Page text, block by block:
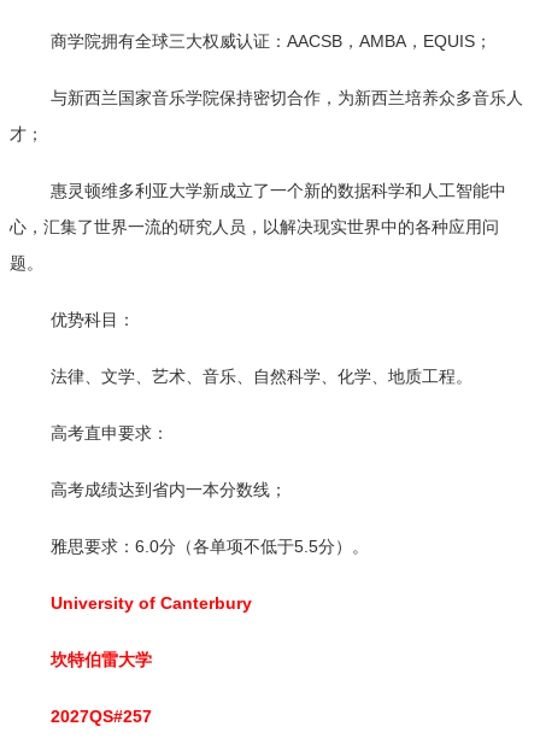
商学院拥有全球三大权威认证：AACSB，AMBA，EQUIS；
与新西兰国家音乐学院保持密切合作，为新西兰培养众多音乐人
才；
惠灵顿维多利亚大学新成立了一个新的数据科学和人工智能中
心，汇集了世界一流的研究人员，以解决现实世界中的各种应用问
题。
优势科目：
法律、文学、艺术、音乐、自然科学、化学、地质工程。
高考直申要求：
高考成绩达到省内一本分数线；
雅思要求：6.0分（各单项不低于5.5分）。
University of Canterbury
坎特伯雷大学
2027QS#257